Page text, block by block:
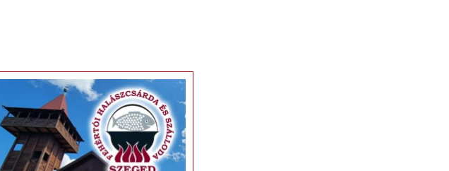
×